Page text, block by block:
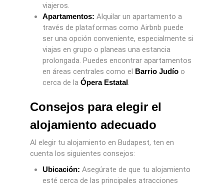
viajeros.
Apartamentos: Alquilar un apartamento a
través de plataformas como Airbnb puede
ser una opción conveniente, especialmente si
viajas en grupo o planeas una estancia
prolongada. Puedes encontrar apartamentos
en áreas centrales como el Barrio Judíoo
cerca de la Ópera Estatal.
Consejos para elegir el
alojamiento adecuado
Al elegir tu alojamiento en Budapest, ten en
cuenta los siguientes consejos:
Ubicación: Asegúrate de que tu alojamiento
esté cerca de las principales atracciones